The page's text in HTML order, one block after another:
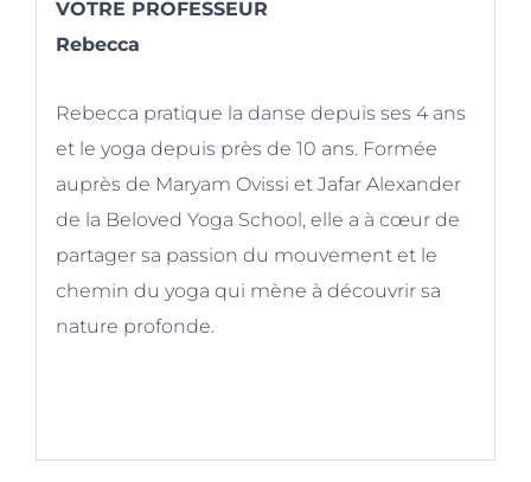
VOTRE PROFESSEUR
Rebecca
Rebecca pratique la danse depuis ses 4 ans
et le yoga depuis près de 10 ans. Formée
auprès de Maryam Ovissi et Jafar Alexander
de la Beloved Yoga School, elle a à cœur de
partager sa passion du mouvement et le
chemin du yoga qui mène à découvrir sa
nature profonde.